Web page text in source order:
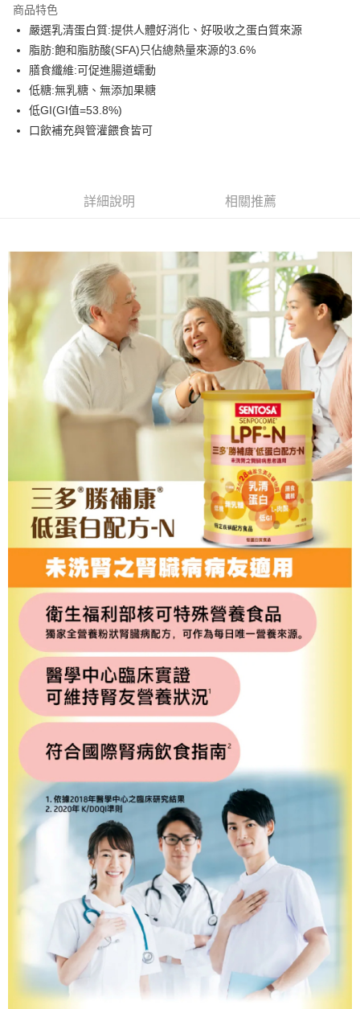
臺灣中小企業銀行
匯豐（台灣）商業銀行
華泰商業銀行
聯邦商業銀行
遠東國際商業銀行
元大商業銀行
玉山商業銀行
台灣樂天信用卡公司
上海商業儲蓄銀行
國泰世華商業銀行
兆豐國際商業銀行
匯豐（台灣）商業銀行
華泰商業銀行
聯邦商業銀行
元大商業銀行
玉山商業銀行
台新國際商業銀行
Apple Pay
街口支付
悠遊付
Google Pay
全盈+PAY
【大哥付你分期使用說明】
1.本服務由台灣大哥大提供，台灣大哥大用戶可立即使用無須另外申請。
成交易。
3.實際核准額度、可分期數及費用金額請依後續交易確認頁面所載為準。
4.訂單成立30分鐘內，如未前往確認交易或遇審核未通過，訂單將自動取
消。如遇「轉專審核」未通過狀況，表示未達大哥付你分期系統評分，恕無
法說明評估內容。
【繳款方式說明】
1.分期款項不併入電信帳單，「大哥付你分期」於每月結算日後寄送繳費提
醒簡訊。
2.透過簡訊連結打開帳單後，可選擇「超商條碼／台灣大直營門市／銀行轉
帳／街口支付／iPASS MONEY」等通路繳費。
【注意事項】
1.本服務係由「台灣大哥大股份有限公司」（以下簡稱本公司）所提供，讓
用戶於交易時，得透過本服務購買商品或服務，並由商店將買賣／分期付款
買賣價金債權讓與本公司後，依約使用本公司帳單繳交帳款。
2.基於同意付款使用「大哥付你分期」之契約關係目的，商店將以您的個人
資料（包含姓名、電話或地址）提供予台灣大哥大進項蒐集、處理及利用，
由本公司與您本人進行分期帳單所需資料之確認、核對及更正。
3.完整用戶服務條款，請詳閱以下連結：
https://oppay.tw/userRule
AFTEE先享後付
AFTEE先享後付是「在收到商品之後才付款」的支付方式。 讓您購物簡單
便利好安心！
１．簡單：不需註冊會員、不需綁卡、不需儲值。
２．便利：只要手機號碼，簡訊認證，即可結帳。
３．安心：先確認商品／服務後，再付款。
【「AFTEE先享後付」結帳流程】
１．於結帳方式選擇「AFTEE先享後付」後，將跳轉至「AFTEE先享後付」
結帳頁面，進行簡訊認證並確認金額後，即可完成結帳。
２．訂單成立數日內，您將收到繳費通知簡訊。
３．收到繳費通知簡訊後14天內，點擊此簡訊中的連結，可透過四大超商／
ATM／網路銀行／等多元方式進行付款，方視為交易完成。
※ 請注意：結帳手續完成當下不需立刻繳費，但若您需要取消訂單，請聯絡
購買商品的店家。未經商家同意取消之訂單仍視為有效，需透過AFTEE先享
※ 交易是否成功請以「AFTEE先享後付 」之結帳頁面顯示為準，若有關於
是否繳費成功／繳費後需取消欲退款等相關疑問，請聯繫「AFTEE先享後付
客戶支援中心」
https://netprotections.freshdesk.com/support/home
【注意事項】
１．透過由恩沛科技股份有限公司提供之「AFTEE先享後付」服務完成之交
易，需依本服務之必要範圍內提供個人資料，並將交易相關給付款項請求債
權轉讓予恩沛科技股份有限公司。
２．關於個人資料處理事宜，請瀏覽以下網址：
https://aftee.tw/terms/#terms3
３．未成年的使用者請事先徵得法定代理人或監護人之同意方可使用
「AFTEE先享後付」，若未經同意申辦者引起之損失，本公司不負相關責
任。
４．使用「AFTEE先享後付」時，將依據個別帳號之用戶狀況，依本公司即
時審查核予不同之上限額度；若仍有額度不足之情形，本公司將視審查結果
請求用戶進行身份認證。
５．嚴禁一人註冊多個帳號或使用他人資訊註冊。若發現惡意使用之情形，
恩沛科技股份有限公司將有權停止該用戶之使用額度並採取法律行動。
ATM付款
運送方式
大榮宅配
每筆NT$80，滿NT$999(含以上)免運費
商品特色
嚴選乳清蛋白質:提供人體好消化、好吸收之蛋白質來源
脂肪:飽和脂肪酸(SFA)只佔總熱量來源的3.6%
膳食纖維:可促進腸道蠕動
低糖:無乳糖、無添加果糖
低GI(GI值=53.8%)
口飲補充與管灌餵食皆可
詳細說明 相關推薦